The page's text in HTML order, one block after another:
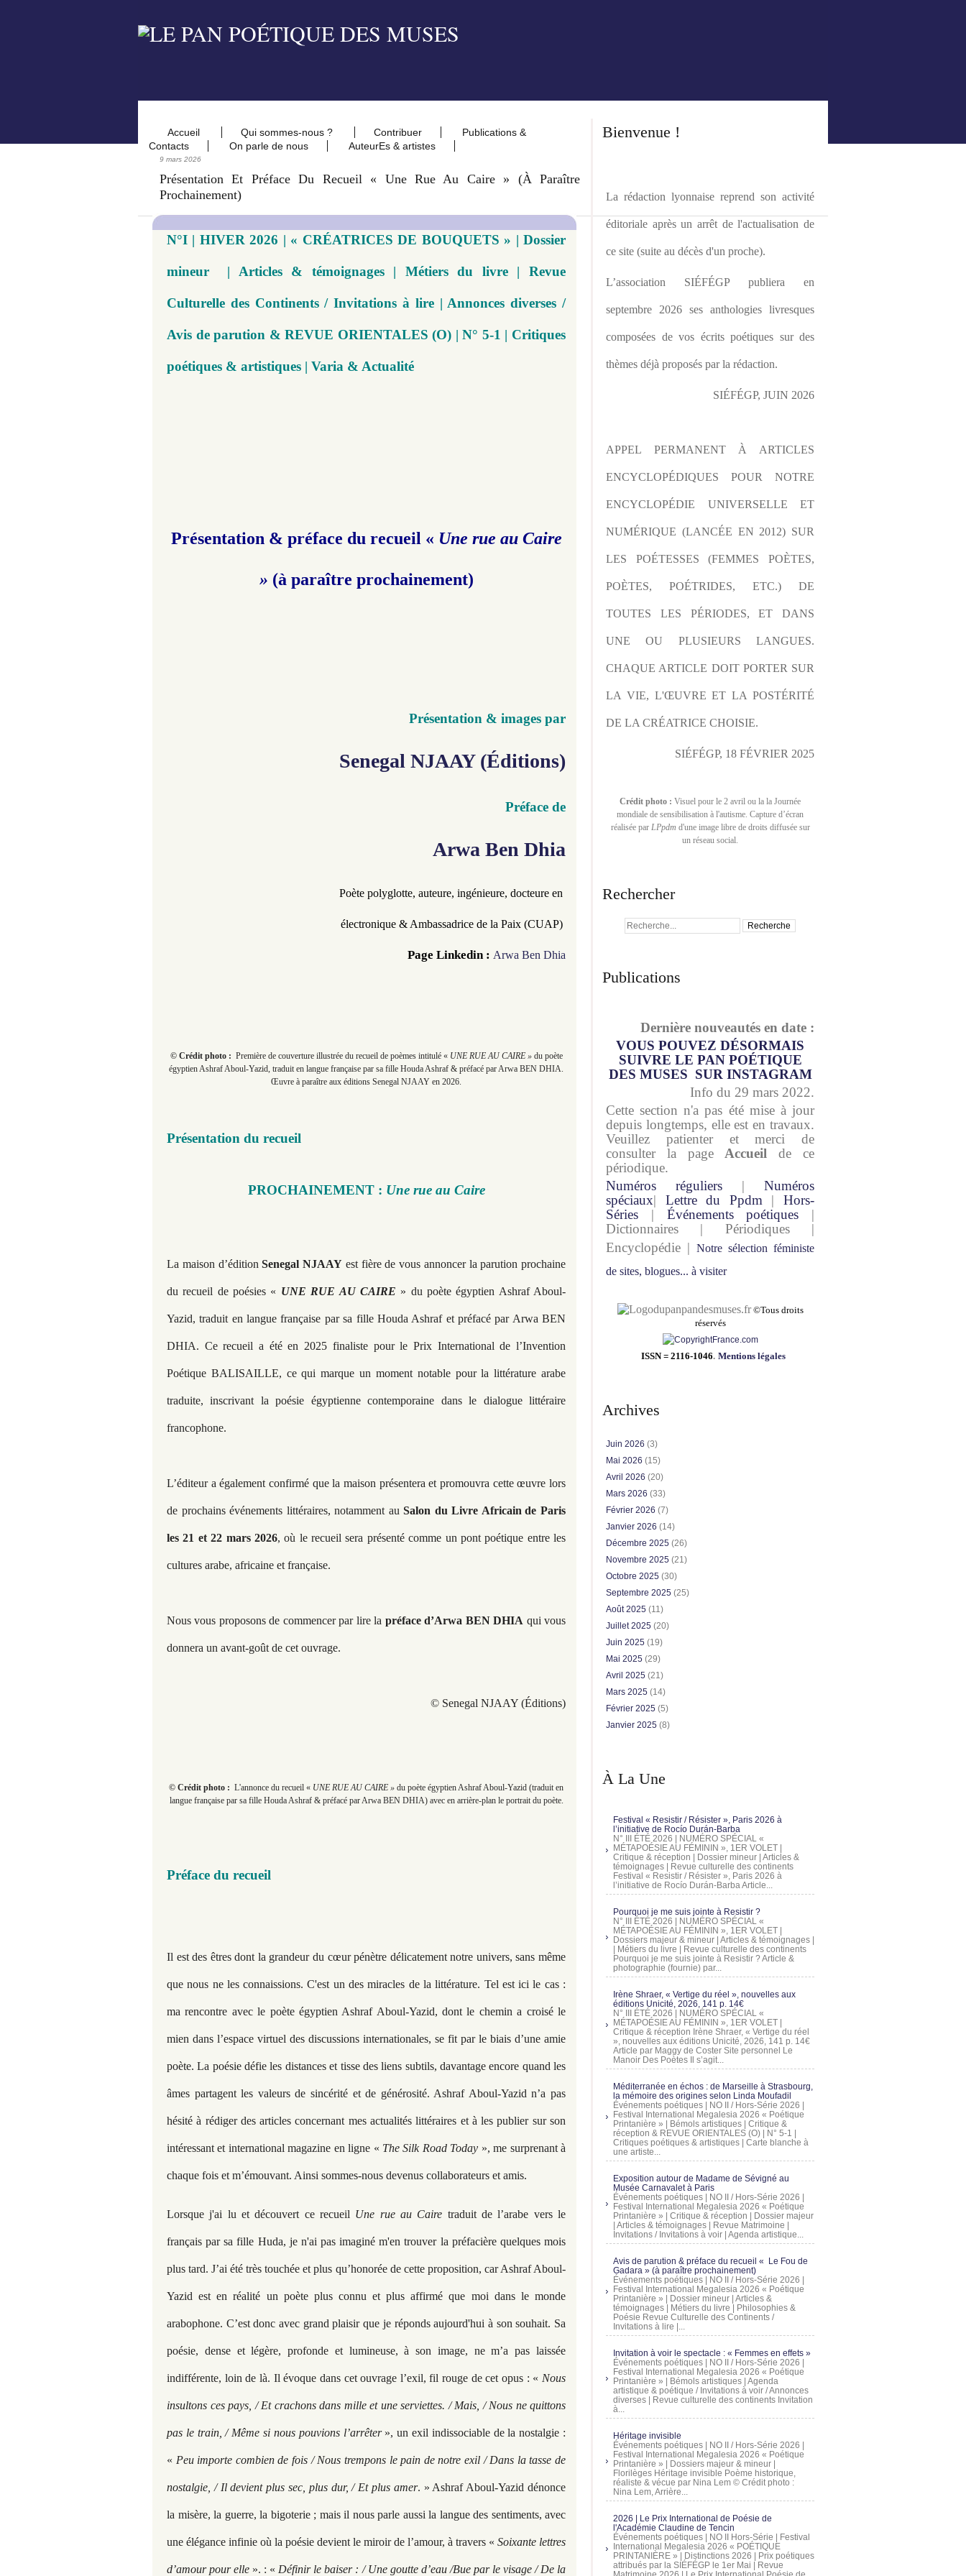
Accueil Qui sommes-nous ? Contribuer
Publications &
Contacts
On parle de nous AuteurEs & artistes
9 mars 2026
Présentation Et Préface Du Recueil « Une Rue Au Caire » (à Paraître
Prochainement)
N°I | HIVER 2026 | « CRÉATRICES DE BOUQUETS » | Dossier
mineur | Articles & témoignages | Métiers du livre | Revue
Culturelle des Continents / Invitations à lire | Annonces diverses /
Avis de parution & REVUE ORIENTALES (O) | N° 5-1 | Critiques
poétiques & artistiques | Varia & Actualité
Présentation & préface du recueil « Une rue au Caire
» (à paraître prochainement)
Présentation & images par
Senegal NJAAY (Éditions)
Préface de
Arwa Ben Dhia
Poète polyglotte, auteure, ingénieure, docteure en
électronique & Ambassadrice de la Paix (CUAP)
Page Linkedin : Arwa Ben Dhia
© Crédit photo : Première de couverture illustrée du recueil de poèmes intitulé « UNE RUE AU CAIRE » du poète
égyptien Ashraf Aboul-Yazid, traduit en langue française par sa fille Houda Ashraf & préfacé par Arwa BEN DHIA.
Œuvre à paraître aux éditions Senegal NJAAY en 2026.
Présentation du recueil
PROCHAINEMENT : Une rue au Caire
La maison d’éditionSenegal NJAAY est fière de vous annoncer la parution prochaine
du recueil de poésies « UNE RUE AU CAIRE » du poète égyptien Ashraf Aboul-
Yazid, traduit en langue française par sa fille Houda Ashraf et préfacé par Arwa BEN
DHIA. Ce recueil a été en 2025 finaliste pour le Prix International de l’Invention
Poétique BALISAILLE, ce qui marque un moment notable pour la littérature arabe
traduite, inscrivant la poésie égyptienne contemporaine dans le dialogue littéraire
francophone.
L’éditeur a également confirmé que la maison présentera et promouvra cette œuvre lors
de prochains événements littéraires, notamment auSalon du Livre Africain de Paris
les 21 et 22 mars 2026, où le recueil sera présenté comme un pont poétique entre les
cultures arabe, africaine et française.
Nous vous proposons de commencer par lire la préface d’Arwa BEN DHIA qui vous
donnera un avant-goût de cet ouvrage.
© Senegal NJAAY (Éditions)
© Crédit photo : L'annonce du recueil « UNE RUE AU CAIRE » du poète égyptien Ashraf Aboul-Yazid (traduit en
langue française par sa fille Houda Ashraf & préfacé par Arwa BEN DHIA) avec en arrière-plan le portrait du poète.
Préface du recueil
Il est des êtres dont la grandeur du cœur pénètre délicatement notre univers, sans même
que nous ne les connaissions. C'est un des miracles de la littérature. Tel est ici le cas :
ma rencontre avec le poète égyptien Ashraf Aboul-Yazid, dont le chemin a croisé le
mien dans l’espace virtuel des discussions internationales, se fit par le biais d’une amie
poète. La poésie défie les distances et tisse des liens subtils, davantage encore quand les
âmes partagent les valeurs de sincérité et de générosité. Ashraf Aboul-Yazid n’a pas
hésité à rédiger des articles concernant mes actualités littéraires et à les publier sur son
intéressant et international magazine en ligne « The Silk Road Today », me surprenant à
chaque fois et m’émouvant. Ainsi sommes-nous devenus collaborateurs et amis.
Lorsque j'ai lu et découvert ce recueil Une rue au Caire traduit de l’arabe vers le
français par sa fille Huda, je n'ai pas imaginé m'en trouver la préfacière quelques mois
plus tard. J’ai été très touchée et plus qu’honorée de cette proposition, car Ashraf Aboul-
Yazid est en réalité un poète plus connu et plus affirmé que moi dans le monde
arabophone. C’est donc avec grand plaisir que je réponds aujourd'hui à son souhait. Sa
poésie, dense et légère, profonde et lumineuse, à son image, ne m’a pas laissée
indifférente, loin de là. Il évoque dans cet ouvrage l’exil, fil rouge de cet opus : « Nous
insultons ces pays, / Et crachons dans mille et une serviettes. / Mais, / Nous ne quittons
pas le train, / Même si nous pouvions l’arrêter», un exil indissociable de la nostalgie :
« Peu importe combien de fois / Nous trempons le pain de notre exil / Dans la tasse de
nostalgie, / Il devient plus sec, plus dur, / Et plus amer. » Ashraf Aboul-Yazid dénonce
la misère, la guerre, la bigoterie ; mais il nous parle aussi la langue des sentiments, avec
une élégance infinie où la poésie devient le miroir de l’amour, à travers « Soixante lettres
d’amour pour elle ». : « Définir le baiser : / Une goutte d’eau /Bue par le visage / De la
Bienvenue !
La rédaction lyonnaise reprend son activité
éditoriale après un arrêt de l'actualisation de
ce site (suite au décès d'un proche).
L’association SIÉFÉGP publiera en
septembre 2026 ses anthologies livresques
composées de vos écrits poétiques sur des
thèmes déjà proposés par la rédaction.
SIÉFÉGP, JUIN 2026
APPEL PERMANENT À ARTICLES
ENCYCLOPÉDIQUES POUR NOTRE
ENCYCLOPÉDIE UNIVERSELLE ET
NUMÉRIQUE (LANCÉE EN 2012) SUR
LES POÉTESSES (FEMMES POÈTES,
POÈTES, POÉTRIDES, ETC.) DE
TOUTES LES PÉRIODES, ET DANS
UNE OU PLUSIEURS LANGUES.
CHAQUE ARTICLE DOIT PORTER SUR
LA VIE, L'ŒUVRE ET LA POSTÉRITÉ
DE LA CRÉATRICE CHOISIE.
SIÉFÉGP, 18 FÉVRIER 2025
Crédit photo : Visuel pour le 2 avril ou la la Journée
mondiale de sensibilisation à l'autisme. Capture d’écran
réalisée par LPpdm d'une image libre de droits diffusée sur
un réseau social.
Rechercher
Publications
Dernière nouveautés en date :
VOUS POUVEZ DÉSORMAIS
SUIVRE LE PAN POÉTIQUE
DES MUSES SUR INSTAGRAM
Info du 29 mars 2022.
Cette section n'a pas été mise à jour
depuis longtemps, elle est en travaux.
Veuillez patienter et merci de
consulter la page Accueil de ce
périodique.
Numéros réguliers | Numéros
spéciaux| Lettre du Ppdm |Hors-
Séries | Événements poétiques |
Dictionnaires | Périodiques |
Encyclopédie | Notre sélection féministe
de sites, blogues... à visiter
pandesmuses.fr ©Tous droits
réservés
ISSN = 2116-1046. Mentions légales
Archives
Juin 2026 (3)
Mai 2026 (15)
Avril 2026 (20)
Mars 2026 (33)
Février 2026 (7)
Janvier 2026 (14)
Décembre 2025 (26)
Novembre 2025 (21)
Octobre 2025 (30)
Septembre 2025 (25)
Août 2025 (11)
Juillet 2025 (20)
Juin 2025 (19)
Mai 2025 (29)
Avril 2025 (21)
Mars 2025 (14)
Février 2025 (5)
Janvier 2025 (8)
À La Une
Festival « Resistir / Résister », Paris 2026 à
l’initiative de Rocío Durán-Barba
N° III ÉTÉ 2026 | NUMÉRO SPÉCIAL «
MÉTAPOÉSIE AU FÉMININ », 1ER VOLET |
Critique & réception | Dossier mineur | Articles &
témoignages | Revue culturelle des continents
Festival « Resistir / Résister », Paris 2026 à
l’initiative de Rocío Durán-Barba Article...
Pourquoi je me suis jointe à Resistir ?
N° III ÉTÉ 2026 | NUMÉRO SPÉCIAL «
MÉTAPOÉSIE AU FÉMININ », 1ER VOLET |
Dossiers majeur & mineur | Articles & témoignages |
| Métiers du livre | Revue culturelle des continents
Pourquoi je me suis jointe à Resistir ? Article &
photographie (fournie) par...
Irène Shraer, « Vertige du réel », nouvelles aux
éditions Unicité, 2026, 141 p. 14€
N° III ÉTÉ 2026 | NUMÉRO SPÉCIAL «
MÉTAPOÉSIE AU FÉMININ », 1ER VOLET |
Critique & réception Irène Shraer, « Vertige du réel
», nouvelles aux éditions Unicité, 2026, 141 p. 14€
Article par Maggy de Coster Site personnel Le
Manoir Des Poètes Il s’agit...
Méditerranée en échos : de Marseille à Strasbourg,
la mémoire des origines selon Linda Moufadil
Événements poétiques | NO II / Hors-Série 2026 |
Festival International Megalesia 2026 « Poétique
Printanière » | Bémols artistiques | Critique &
réception & REVUE ORIENTALES (O) | N° 5-1 |
Critiques poétiques & artistiques | Carte blanche à
une artiste...
Exposition autour de Madame de Sévigné au
Musée Carnavalet à Paris
Événements poétiques | NO II / Hors-Série 2026 |
Festival International Megalesia 2026 « Poétique
Printanière » | Critique & réception | Dossier majeur
| Articles & témoignages | Revue Matrimoine |
Invitations / Invitations à voir | Agenda artistique...
Avis de parution & préface du recueil « Le Fou de
Gadara » (à paraître prochainement)
Événements poétiques | NO II / Hors-Série 2026 |
Festival International Megalesia 2026 « Poétique
Printanière » | Dossier mineur | Articles &
témoignages | Métiers du livre | Philosophies &
Poésie Revue Culturelle des Continents /
Invitations à lire |...
Invitation à voir le spectacle : « Femmes en effets »
Événements poétiques | NO II / Hors-Série 2026 |
Festival International Megalesia 2026 « Poétique
Printanière » | Bémols artistiques | Agenda
artistique & poétique / Invitations à voir / Annonces
diverses | Revue culturelle des continents Invitation
à...
Héritage invisible
Événements poétiques | NO II / Hors-Série 2026 |
Festival International Megalesia 2026 « Poétique
Printanière » | Dossiers majeur & mineur |
Florilèges Héritage invisible Poème historique,
réaliste & vécue par Nina Lem © Crédit photo :
Nina Lem, Arrière...
2026 | Le Prix International de Poésie de
l'Académie Claudine de Tencin
Événements poétiques | NO II Hors-Série | Festival
International Megalesia 2026 « POÉTIQUE
PRINTANIÈRE » | Distinctions 2026 | Prix poétiques
attribués par la SIÉFÉGP le 1er Mai | Revue